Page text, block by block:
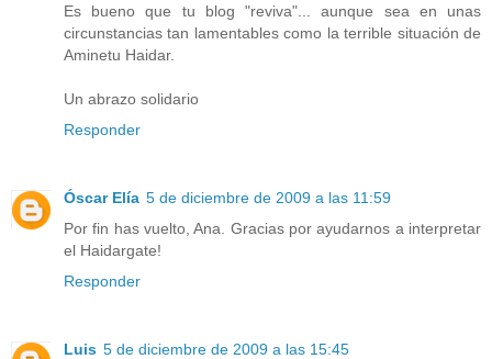
Es bueno que tu blog "reviva"... aunque sea en unas
circunstancias tan lamentables como la terrible situación de
Aminetu Haidar.
Un abrazo solidario
Responder
Óscar Elía 5 de diciembre de 2009 a las 11:59
Por fin has vuelto, Ana. Gracias por ayudarnos a interpretar
el Haidargate!
Responder
Luis 5 de diciembre de 2009 a las 15:45